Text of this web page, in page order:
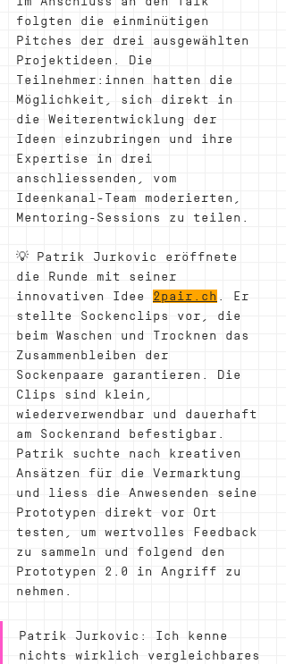
folgten die einminütigen
Pitches der drei ausgewählten
Projektideen. Die
Teilnehmer:innen hatten die
Möglichkeit, sich direkt in
die Weiterentwicklung der
Ideen einzubringen und ihre
Expertise in drei
anschliessenden, vom
Ideenkanal-Team moderierten,
Mentoring-Sessions zu teilen.
💡 Patrik Jurkovic eröffnete
die Runde mit seiner
innovativen Idee 2pair.ch . Er
stellte Sockenclips vor, die
beim Waschen und Trocknen das
Zusammenbleiben der
Sockenpaare garantieren. Die
Clips sind klein,
wiederverwendbar und dauerhaft
am Sockenrand befestigbar.
Patrik suchte nach kreativen
Ansätzen für die Vermarktung
und liess die Anwesenden seine
Prototypen direkt vor Ort
testen, um wertvolles Feedback
zu sammeln und folgend den
Prototypen 2.0 in Angriff zu
nehmen.
Patrik Jurkovic: Ich kenne
nichts wirklich vergleichbares